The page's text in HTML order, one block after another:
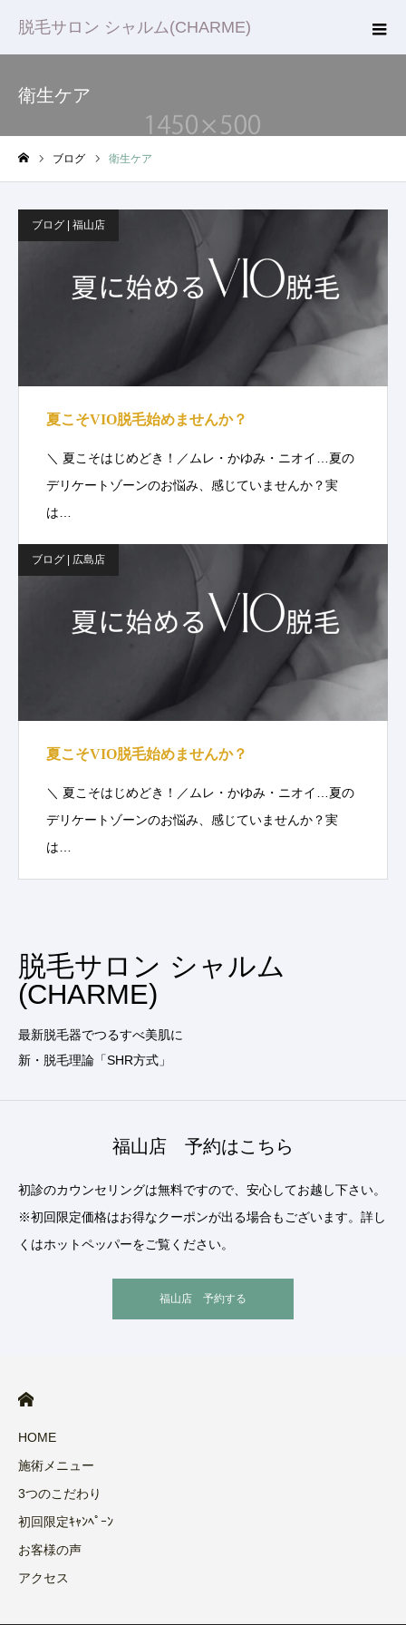
脱毛サロン シャルム(CHARME)
衛生ケア
ブログ 衛生ケア
ブログ | 福山店
夏こそVIO脱毛始めませんか？
＼ 夏こそはじめどき！／ムレ・かゆみ・ニオイ…夏の
デリケートゾーンのお悩み、感じていませんか？実
は…
ブログ | 広島店
夏こそVIO脱毛始めませんか？
＼ 夏こそはじめどき！／ムレ・かゆみ・ニオイ…夏の
デリケートゾーンのお悩み、感じていませんか？実
は…
脱毛サロン シャルム
(CHARME)
最新脱毛器でつるすべ美肌に
新・脱毛理論「SHR方式」
福山店 予約はこちら
初診のカウンセリングは無料ですので、安心してお越し下さい。
※初回限定価格はお得なクーポンが出る場合もございます。詳し
くはホットペッパーをご覧ください。
福山店 予約する
HOME
施術メニュー
3つのこだわり
初回限定ｷｬﾝﾍﾟｰﾝ
お客様の声
アクセス